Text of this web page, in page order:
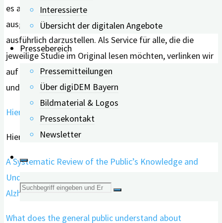
Interessierte
Übersicht der digitalen Angebote
Pressebereich
Pressemitteilungen
Über digiDEM Bayern
Bildmaterial & Logos
Pressekontakt
Newsletter
Suche
nach:
es auch Sonderausgaben mit der Zielsetzung,
ausgewählte Schwerpunkt-Themen besonders
ausführlich darzustellen. Als Service für alle, die die
jeweilige Studie im Original lesen möchten, verlinken wir
auf diese Publikation. Wir danken all unseren Leserinnen
und Lesern, dass Sie uns die Treue halten!
Hier geht’s zu unserem Newsletterarchiv.
Hier geht’s zu den Studien:
A Systematic Review of the Public’s Knowledge and
Understanding of Alzheimer’s Disease and Dementia:
Alzheimer Disease & Associated Disorders (lww.com)
What does the general public understand about